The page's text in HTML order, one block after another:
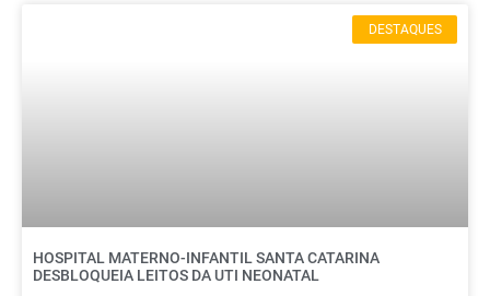
DESTAQUES
HOSPITAL MATERNO-INFANTIL SANTA CATARINA
DESBLOQUEIA LEITOS DA UTI NEONATAL